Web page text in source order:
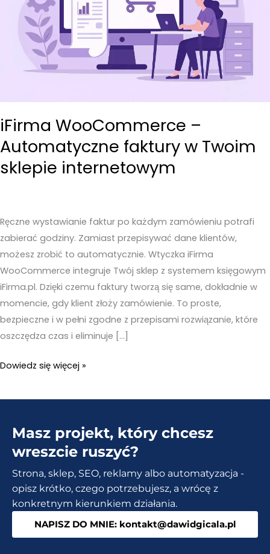
iFirma WooCommerce –
Automatyczne faktury w Twoim
sklepie internetowym
Ręczne wystawianie faktur po każdym zamówieniu potrafi
zabierać godziny. Zamiast przepisywać dane klientów,
możesz zrobić to automatycznie. Wtyczka iFirma
WooCommerce integruje Twój sklep z systemem księgowym
iFirma.pl. Dzięki czemu faktury tworzą się same, dokładnie w
momencie, gdy klient złoży zamówienie. To proste,
bezpieczne i w pełni zgodne z przepisami rozwiązanie, które
oszczędza czas i eliminuje […]
iFirma
–
faktury
sklepie
internetowym
Dowiedz się więcej »
Masz projekt, który chcesz
wreszcie ruszyć?
Strona, sklep, SEO, reklamy albo automatyzacja -
opisz krótko, czego potrzebujesz, a wrócę z
konkretnym kierunkiem działania.
NAPISZ DO MNIE: kontakt@dawidgicala.pl